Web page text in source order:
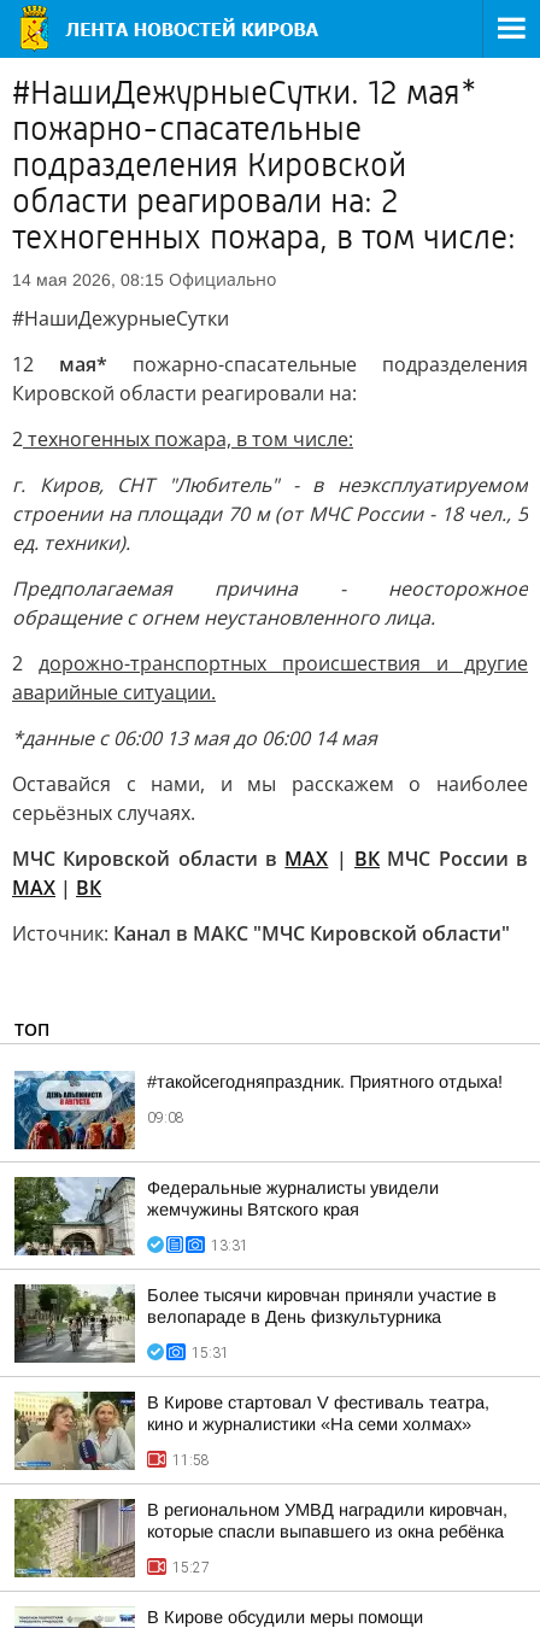
#НашиДежурныеСутки. 12 мая*
пожарно-спасательные
подразделения Кировской
области реагировали на: 2
техногенных пожара, в том числе:
14 мая 2026, 08:15 Официально
#НашиДежурныеСутки
12 мая* пожарно-спасательные подразделения
Кировской области реагировали на:
2техногенных пожара, в том числе:
г. Киров, СНТ "Любитель" - в неэксплуатируемом
строении на площади 70м (от МЧС России - 18 чел., 5
ед. техники).
Предполагаемая причина - неосторожное
обращение с огнем неустановленного лица.
2 дорожно-транспортных происшествия и другие
аварийные ситуации.
*данные с 06:00 13 мая до 06:00 14 мая
Оставайся с нами, и мы расскажем о наиболее
серьёзных случаях.
МЧС Кировской области в MAX | ВК МЧС России в
MAX | ВК
Источник: Канал в МАКС "МЧС Кировской области"
ТОП
#такойсегодняпраздник. Приятного отдыха!
09:08
Федеральные журналисты увидели
жемчужины Вятского края
13:31
Более тысячи кировчан приняли участие в
велопараде в День физкультурника
15:31
В Кирове стартовал V фестиваль театра,
кино и журналистики «На семи холмах»
11:58
В региональном УМВД наградили кировчан,
которые спасли выпавшего из окна ребёнка
15:27
В Кирове обсудили меры помощи